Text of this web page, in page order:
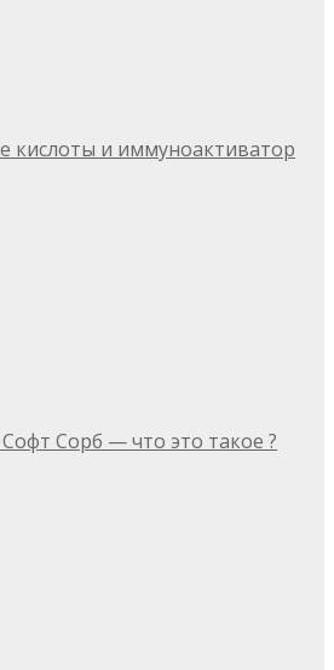
кислоты и иммуноактиватор
Сорб — что это такое ?